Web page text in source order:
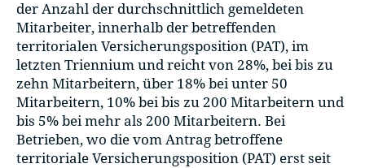
der Anzahl der durchschnittlich gemeldeten
Mitarbeiter, innerhalb der betreffenden
territorialen Versicherungsposition (PAT), im
letzten Triennium und reicht von 28%, bei bis zu
zehn Mitarbeitern, über 18% bei unter 50
Mitarbeitern, 10% bei bis zu 200 Mitarbeitern und
bis 5% bei mehr als 200 Mitarbeitern. Bei
Betrieben, wo die vom Antrag betroffene
territoriale Versicherungsposition (PAT) erst seit